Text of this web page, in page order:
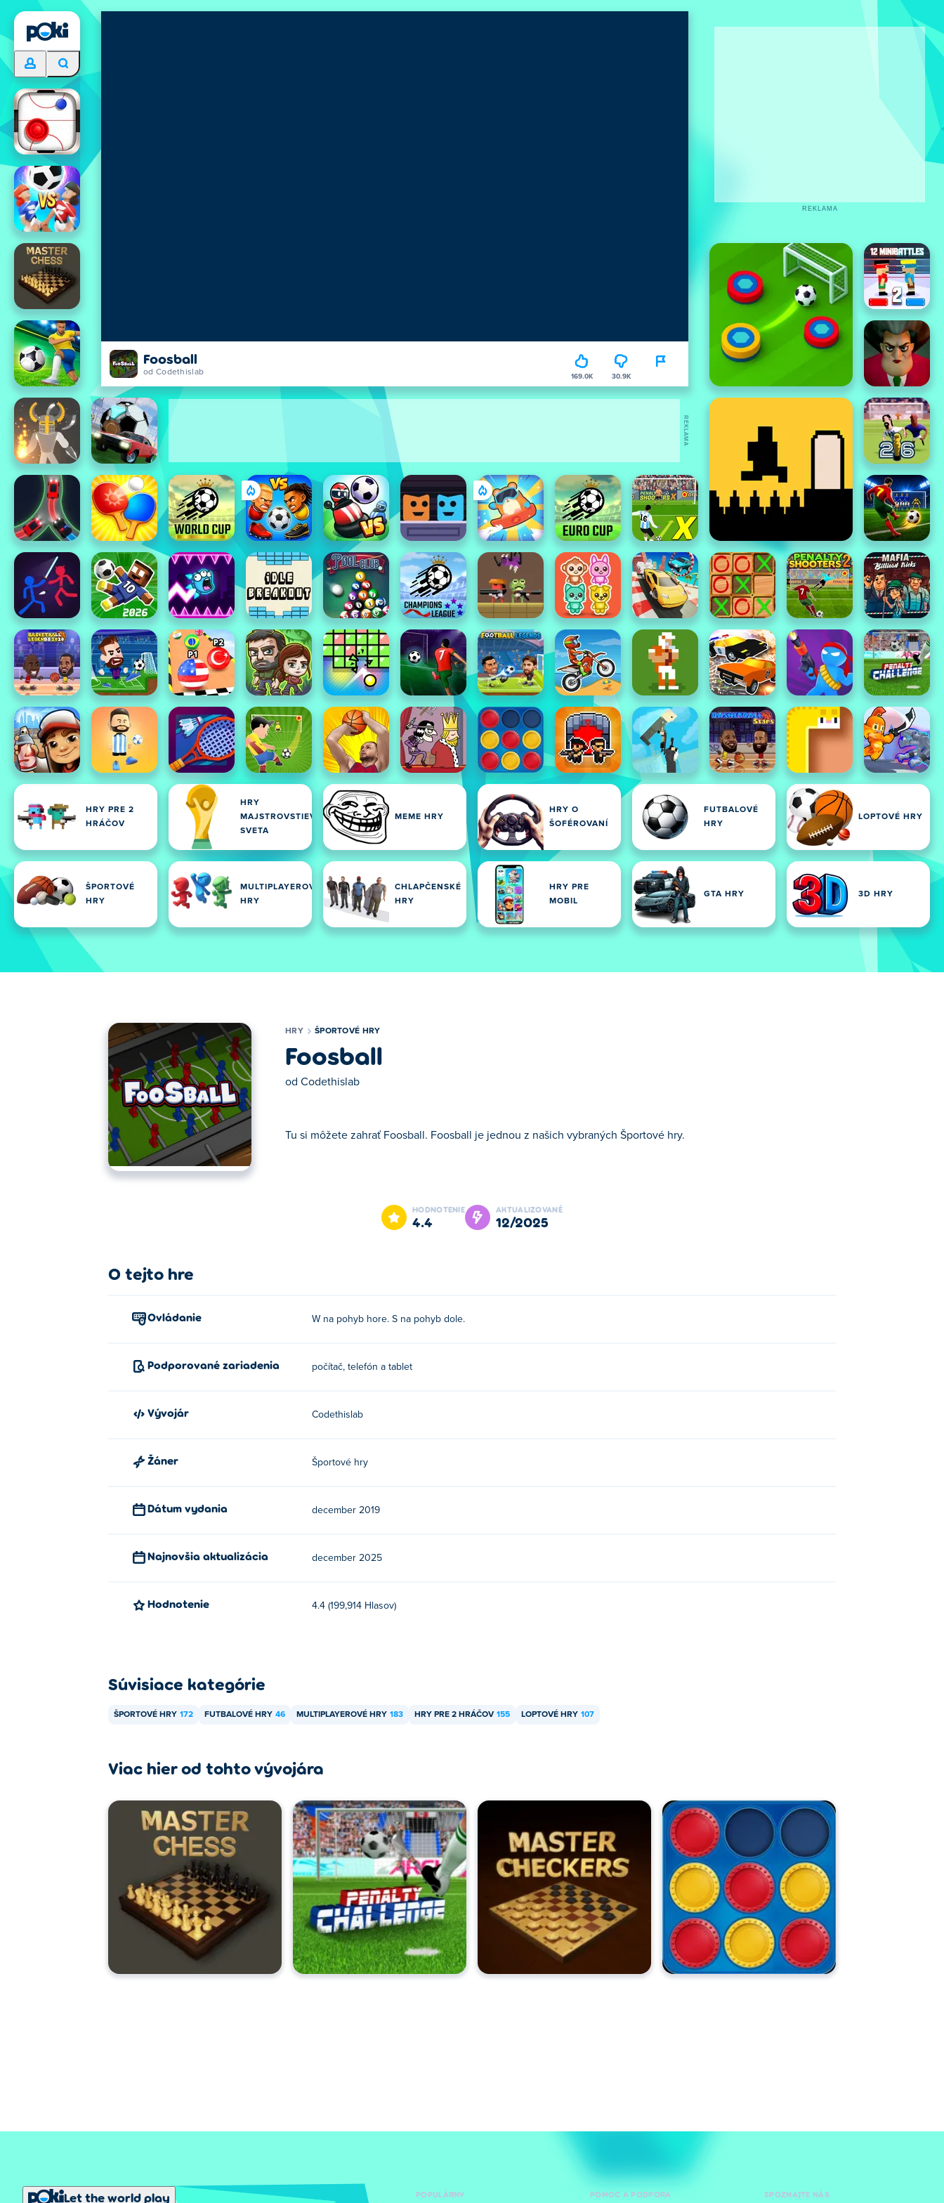
Foosball
od Codethislab 169.0K 30.9K
HRY PRE 2
HRÁČOV
HRY
MAJSTROVSTIEV
SVETA
MEME HRY
HRY O
ŠOFÉROVANÍ
FUTBALOVÉ
HRY
LOPTOVÉ HRY
ŠPORTOVÉ
HRY
MULTIPLAYEROVÉ
HRY
CHLAPČENSKÉ
HRY
HRY PRE
MOBIL
GTA HRY 3D HRY
REKLAMA
REKLAMA
HRY ŠPORTOVÉ HRY
Foosball
od Codethislab
Tu si môžete zahrať Foosball. Foosball je jednou z našich vybraných Športové hry.
Tu si môžete zahrať Foosball. Foosball je jednou z našich vybraných Športové hry.
HODNOTENIE
4.4
AKTUALIZOVANÉ
12/2025
O tejto hre
Ovládanie W na pohyb hore. S na pohyb dole.
Podporované zariadenia počítač, telefón a tablet
Vývojár Codethislab
Žáner Športové hry
Dátum vydania december 2019
Najnovšia aktualizácia december 2025
Hodnotenie 4.4 (199,914 Hlasov)
Súvisiace kategórie
ŠPORTOVÉ HRY 172 FUTBALOVÉ HRY 46 MULTIPLAYEROVÉ HRY 183 HRY PRE 2 HRÁČOV 155 LOPTOVÉ HRY 107
Viac hier od tohto vývojára
Let the world play POPULÁRNY POMOC A PODPORA SPOZNAJTE NÁS